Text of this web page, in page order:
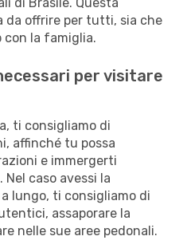
da offrire per tutti, sia che
con la famiglia.
per visitare
ti consigliamo di
affinché tu possa
e immergerti
caso avessi la
lungo, ti consigliamo di
assaporare la
nelle sue aree pedonali.